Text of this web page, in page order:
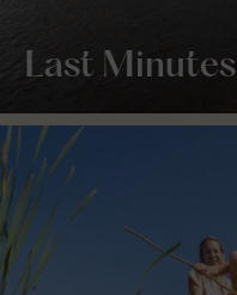
Last Minutes